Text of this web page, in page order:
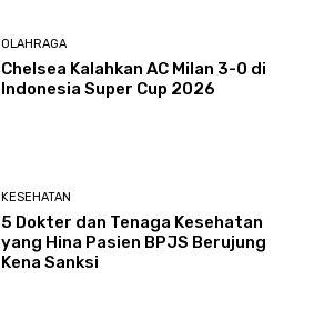
OLAHRAGA
Chelsea Kalahkan AC Milan 3-0 di
Indonesia Super Cup 2026
KESEHATAN
5 Dokter dan Tenaga Kesehatan
yang Hina Pasien BPJS Berujung
Kena Sanksi